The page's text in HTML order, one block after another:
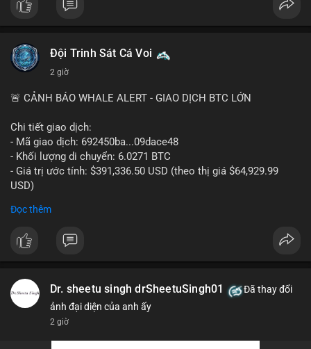
$elizaos
#vlikevn #titanbot
Đội Trinh Sát Cá Voi
2 giờ
🚨 CẢNH BÁO WHALE ALERT - GIAO DỊCH BTC LỚN
Chi tiết giao dịch:
- Mã giao dịch: 692450ba...09dace48
- Khối lượng di chuyển: 6.0271 BTC
- Giá trị ước tính: $391,336.50 USD (theo thị giá $64,929.99
USD)
Khối lượng 6.0271 BTC tương đương gần 400 nghìn USD, mức
trung bình cao cho một giao dịch mua bán cá nhân. Việc di
phá cho thấy khả năng cá voi đang tái phân bổ tài sản, có thể
là bước đệm chuyển lên sàn giao dịch tập trung để thanh
khoản hóa, hoặc gom vào ví lạnh phục vụ tích lũy dài hạn.
Đọc thêm
Dr. sheetu singh drSheetuSingh01
Đã thay đổi
ảnh đại diện của anh ấy
2 giờ